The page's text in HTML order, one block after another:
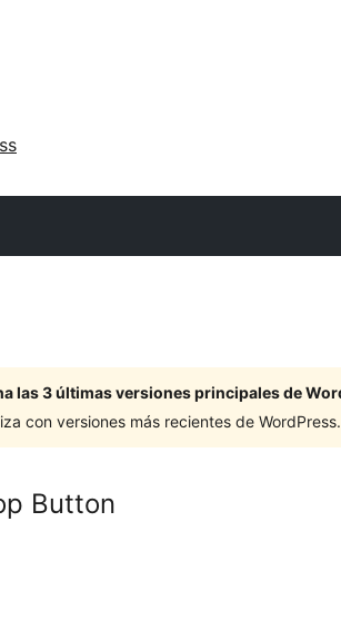
las 3 últimas versiones principales de
con versiones más recientes de WordPress.
Button